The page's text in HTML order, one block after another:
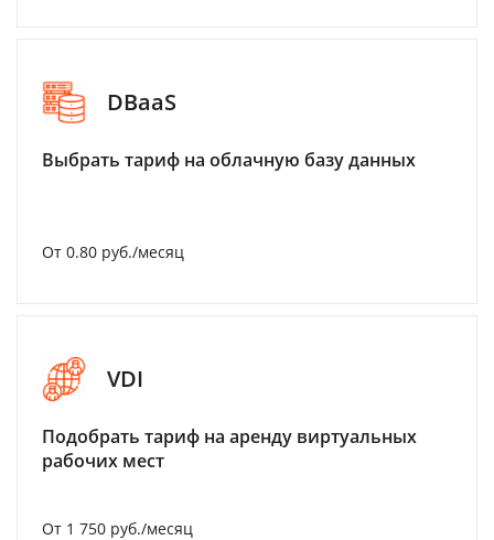
DBaaS
Выбрать тариф на облачную базу данных
От 0.80 руб./месяц
VDI
Подобрать тариф на аренду виртуальных
рабочих мест
От 1 750 руб./месяц